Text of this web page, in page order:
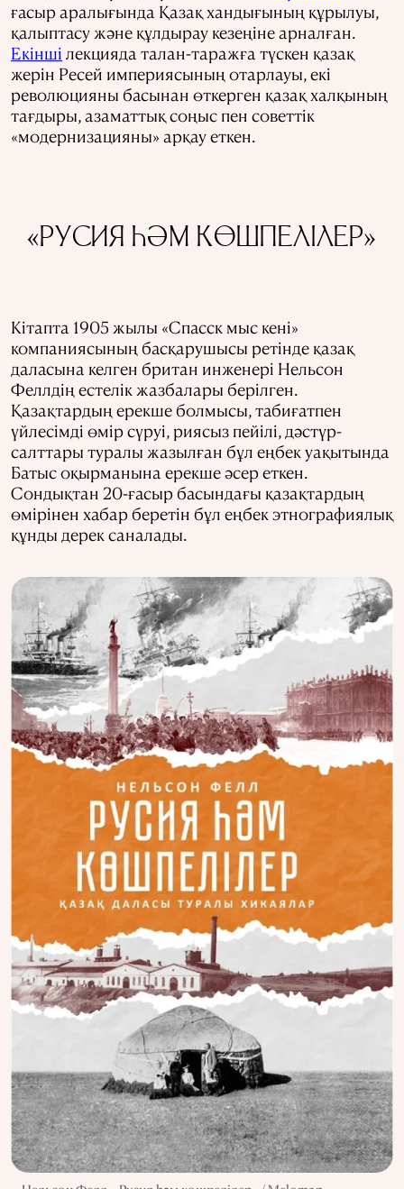
ғасыр аралығында Қазақ хандығының құрылуы,
қалыптасу және құлдырау кезеңіне арналған.
Екінші лекцияда талан-таражға түскен қазақ
жерін Ресей империясының отарлауы, екі
революцияны басынан өткерген қазақ халқының
тағдыры, азаматтық соңыс пен советтік
«модернизацияны» арқау еткен.
«РУСИЯ ҺӘМ КӨШПЕЛІЛЕР»
Кітапта 1905 жылы «Спасск мыс кені»
компаниясының басқарушысы ретінде қазақ
даласына келген британ инженері Нельсон
Феллдің естелік жазбалары берілген.
Қазақтардың ерекше болмысы, табиғатпен
үйлесімді өмір сүруі, риясыз пейілі, дәстүр-
салттары туралы жазылған бұл еңбек уақытында
Батыс оқырманына ерекше әсер еткен.
Сондықтан 20-ғасыр басындағы қазақтардың
өмірінен хабар беретін бұл еңбек этнографиялық
құнды дерек саналады.